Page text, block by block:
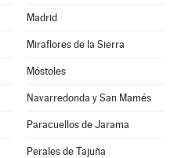
Madrid
Miraflores de la Sierra
Móstoles
Navarredonda y San Mamés
Paracuellos de Jarama
Perales de Tajuña